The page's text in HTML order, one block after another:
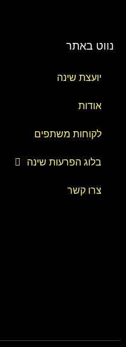
נווט באתר
יועצת שינה
אודות
לקוחות משתפים
בלוג הפרעות שינה
צרו קשר